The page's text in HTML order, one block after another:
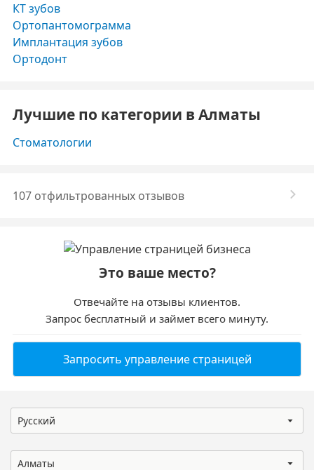
КТ зубов
Ортопантомограмма
Имплантация зубов
Ортодонт
Лучшие по категории в Алматы
Стоматологии
107 отфильтрованных отзывов
Это ваше место?
Отвечайте на отзывы клиентов.
Запрос бесплатный и займет всего минуту.
Запросить управление страницей
Русский
Алматы